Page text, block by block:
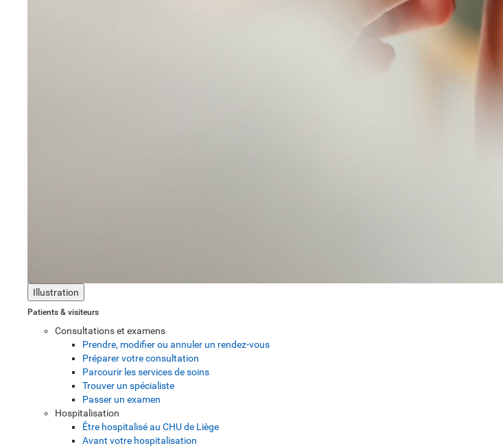
Illustration
Patients & visiteurs
Consultations et examens
Prendre, modifier ou annuler un rendez-vous
Préparer votre consultation
Parcourir les services de soins
Trouver un spécialiste
Passer un examen
Hospitalisation
Être hospitalisé au CHU de Liège
Avant votre hospitalisation